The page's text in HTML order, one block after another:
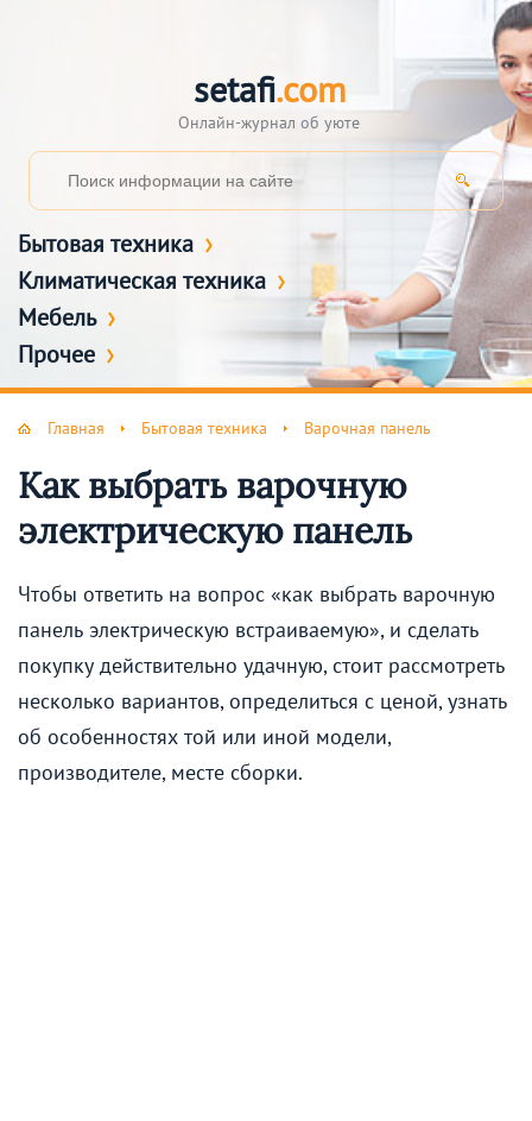
setafi.com
Онлайн-журнал об уюте
Бытовая техника
Климатическая техника
Мебель
Прочее
Главная Бытовая техника Варочная панель
Как выбрать варочную
электрическую панель
Чтобы ответить на вопрос «как выбрать варочную
панель электрическую встраиваемую», и сделать
покупку действительно удачную, стоит рассмотреть
несколько вариантов, определиться с ценой, узнать
об особенностях той или иной модели,
производителе, месте сборки.